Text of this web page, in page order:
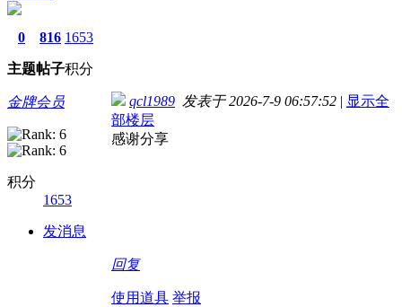
0
主题
816
帖子
1653
积分
金牌会员
积分
1653
发消息
qcl1989 发表于 2026-7-9 06:57:52 | 显示全
部楼层
感谢分享
回复
使用道具 举报